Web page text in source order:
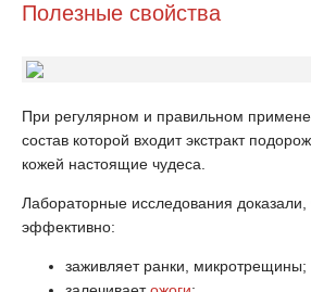
Полезные свойства
При регулярном и правильном
состав которой входит экстракт
кожей настоящие чудеса.
Лабораторные исследования
эффективно:
заживляет ранки, микротрещины;